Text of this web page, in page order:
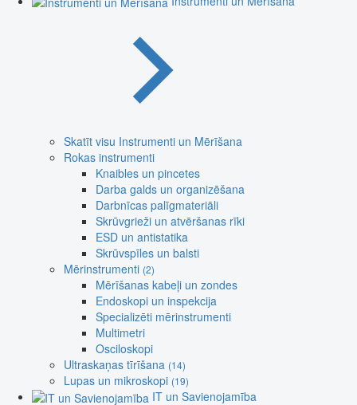
Skatīt visu Instrumenti un Mērīšana
Rokas instrumenti
Knaibles un pincetes
Darba galds un organizēšana
Darbnīcas palīgmateriāli
Skrūvgrieži un atvēršanas rīki
ESD un antistatika
Skrūvspīles un balsti
Mērinstrumenti (2)
Mērīšanas kabeļi un zondes
Endoskopi un inspekcija
Specializēti mērinstrumenti
Multimetri
Osciloskopi
Ultraskaņas tīrīšana (14)
Lupas un mikroskopi (19)
IT un Savienojamība